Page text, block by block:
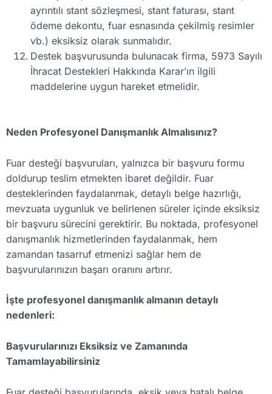
ayrıntılı stant sözleşmesi, stant faturası, stant
ödeme dekontu, fuar esnasında çekilmiş resimler
vb.) eksiksiz olarak sunmalıdır.
Destek başvurusunda bulunacak firma, 5973 Sayılı
İhracat Destekleri Hakkında Karar’ın ilgili
maddelerine uygun hareket etmelidir.
Neden Profesyonel Danışmanlık Almalısınız?
Fuar desteği başvuruları, yalnızca bir başvuru formu
doldurup teslim etmekten ibaret değildir. Fuar
desteklerinden faydalanmak, detaylı belge hazırlığı,
mevzuata uygunluk ve belirlenen süreler içinde eksiksiz
bir başvuru sürecini gerektirir. Bu noktada, profesyonel
danışmanlık hizmetlerinden faydalanmak, hem
zamandan tasarruf etmenizi sağlar hem de
başvurularınızın başarı oranını artırır.
İşte profesyonel danışmanlık almanın detaylı
nedenleri:
Başvurularınızı Eksiksiz ve Zamanında
Tamamlayabilirsiniz